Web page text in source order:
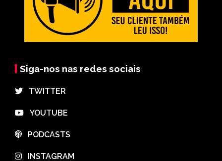
Siga-nos nas redes sociais
⠀TWITTER
⠀YOUTUBE
⠀PODCASTS
⠀INSTAGRAM